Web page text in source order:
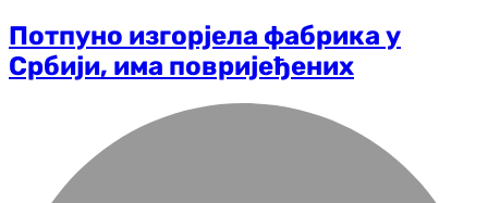
Потпуно изгорјела фабрика у
Србији, има повријеђених